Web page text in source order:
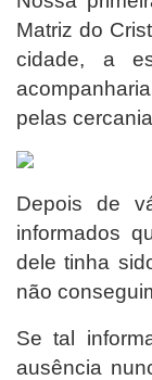
Matriz do
cidade, a
pelas
Depois de
informados
dele tinha
não
Se tal
ausência